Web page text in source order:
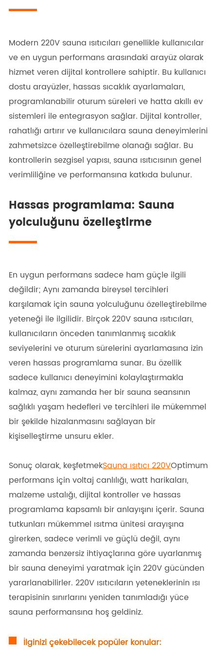
Modern 220V sauna ısıtıcıları genellikle kullanıcılar
ve en uygun performans arasındaki arayüz olarak
hizmet veren dijital kontrollere sahiptir. Bu kullanıcı
dostu arayüzler, hassas sıcaklık ayarlamaları,
programlanabilir oturum süreleri ve hatta akıllı ev
sistemleri ile entegrasyon sağlar. Dijital kontroller,
rahatlığı artırır ve kullanıcılara sauna deneyimlerini
zahmetsizce özelleştirebilme olanağı sağlar. Bu
kontrollerin sezgisel yapısı, sauna ısıtıcısının genel
verimliliğine ve performansına katkıda bulunur.
Hassas programlama: Sauna
yolculuğunu özelleştirme
En uygun performans sadece ham güçle ilgili
değildir; Aynı zamanda bireysel tercihleri
karşılamak için sauna yolculuğunu özelleştirebilme
yeteneği ile ilgilidir. Birçok 220V sauna ısıtıcıları,
kullanıcıların önceden tanımlanmış sıcaklık
seviyelerini ve oturum sürelerini ayarlamasına izin
veren hassas programlama sunar. Bu özellik
sadece kullanıcı deneyimini kolaylaştırmakla
kalmaz, aynı zamanda her bir sauna seansının
sağlıklı yaşam hedefleri ve tercihleri ile mükemmel
bir şekilde hizalanmasını sağlayan bir
kişiselleştirme unsuru ekler.
Sonuç olarak, keşfetmekSauna ısıtıcı 220VOptimum
performans için voltaj canlılığı, watt harikaları,
malzeme ustalığı, dijital kontroller ve hassas
programlama kapsamlı bir anlayışını içerir. Sauna
tutkunları mükemmel ısıtma ünitesi arayışına
girerken, sadece verimli ve güçlü değil, aynı
zamanda benzersiz ihtiyaçlarına göre uyarlanmış
bir sauna deneyimi yaratmak için 220V gücünden
yararlanabilirler. 220V ısıtıcıların yeteneklerinin ısı
terapisinin sınırlarını yeniden tanımladığı yüce
sauna performansına hoş geldiniz.
İlginizi çekebilecek popüler konular: